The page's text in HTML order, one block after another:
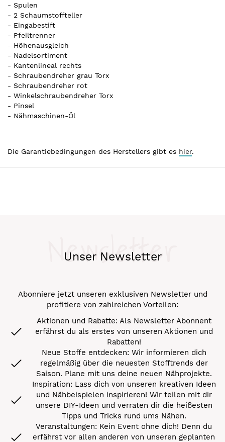
- Spulen
- 2 Schaumstoffteller
- Eingabestift
- Pfeiltrenner
- Höhenausgleich
- Nadelsortiment
- Kantenlineal rechts
- Schraubendreher grau Torx
- Schraubendreher rot
- Winkelschraubendreher Torx
- Pinsel
- Nähmaschinen-Öl
Die Garantiebedingungen des Herstellers gibt es hier.
Unser Newsletter
Newsletter
Abonniere jetzt unseren exklusiven Newsletter und
profitiere von zahlreichen Vorteilen:
Aktionen und Rabatte: Als Newsletter Abonnent
erfährst du als erstes von unseren Aktionen und
Rabatten!
Neue Stoffe entdecken: Wir informieren dich
regelmäßig über die neuesten Stofftrends der
Saison. Plane mit uns deine neuen Nähprojekte.
Inspiration: Lass dich von unseren kreativen Ideen
und Nähbeispielen inspirieren! Wir teilen mit dir
unsere DIY-Ideen und verraten dir die heißesten
Tipps und Tricks rund ums Nähen.
Veranstaltungen: Kein Event ohne dich! Denn du
erfährst vor allen anderen von unseren geplanten